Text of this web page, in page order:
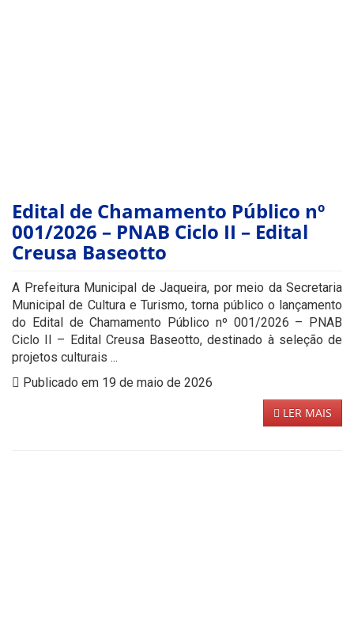
Edital de Chamamento Público nº
001/2026 – PNAB Ciclo II – Edital
Creusa Baseotto
A Prefeitura Municipal de Jaqueira, por meio da Secretaria
Municipal de Cultura e Turismo, torna público o lançamento
do Edital de Chamamento Público nº 001/2026 – PNAB
Ciclo II – Edital Creusa Baseotto, destinado à seleção de
projetos culturais ...
Publicado em 19 de maio de 2026
LER MAIS